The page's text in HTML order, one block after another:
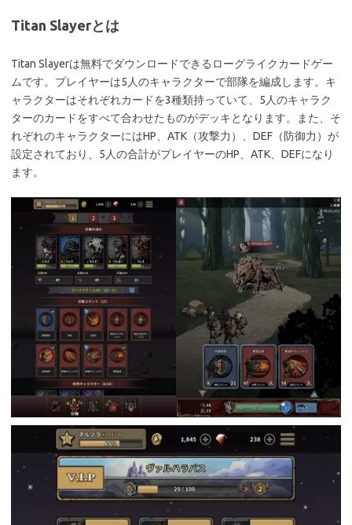
Titan Slayerとは
Titan Slayerは無料でダウンロードできるローグライクカードゲー
ムです。プレイヤーは5人のキャラクターで部隊を編成します。キ
ャラクターはそれぞれカードを3種類持っていて、5人のキャラク
ターのカードをすべて合わせたものがデッキとなります。また、そ
れぞれのキャラクターにはHP、ATK（攻撃力）、DEF（防御力）が
設定されており、5人の合計がプレイヤーのHP、ATK、DEFになり
ます。